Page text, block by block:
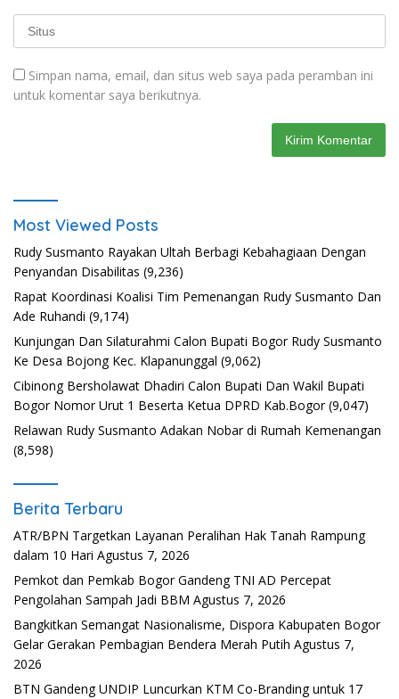
Simpan nama, email, dan situs web saya pada peramban ini
untuk komentar saya berikutnya.
Most Viewed Posts
Rudy Susmanto Rayakan Ultah Berbagi Kebahagiaan Dengan
Penyandan Disabilitas (9,236)
Rapat Koordinasi Koalisi Tim Pemenangan Rudy Susmanto Dan
Ade Ruhandi (9,174)
Kunjungan Dan Silaturahmi Calon Bupati Bogor Rudy Susmanto
Ke Desa Bojong Kec. Klapanunggal (9,062)
Cibinong Bersholawat Dhadiri Calon Bupati Dan Wakil Bupati
Bogor Nomor Urut 1 Beserta Ketua DPRD Kab.Bogor (9,047)
Relawan Rudy Susmanto Adakan Nobar di Rumah Kemenangan
(8,598)
Berita Terbaru
ATR/BPN Targetkan Layanan Peralihan Hak Tanah Rampung
dalam 10 Hari Agustus 7, 2026
Pemkot dan Pemkab Bogor Gandeng TNI AD Percepat
Pengolahan Sampah Jadi BBM Agustus 7, 2026
Bangkitkan Semangat Nasionalisme, Dispora Kabupaten Bogor
Gelar Gerakan Pembagian Bendera Merah Putih Agustus 7,
2026
BTN Gandeng UNDIP Luncurkan KTM Co-Branding untuk 17